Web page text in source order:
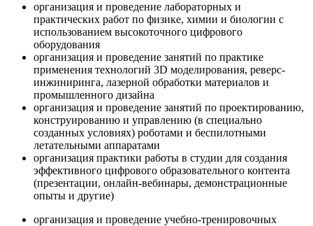
организация и проведение лабораторных и
практических работ по физике, химии и биологии с
использованием высокоточного цифрового
оборудования
организация и проведение занятий по практике
применения технологий 3D моделирования, реверс-
инжиниринга, лазерной обработки материалов и
промышленного дизайна
организация и проведение занятий по проектированию,
конструированию и управлению (в специально
созданных условиях) роботами и беспилотными
летательными аппаратами
организация практики работы в студии для создания
эффективного цифрового образовательного контента
(презентации, онлайн-вебинары, демонстрационные
опыты и другие)
организация и проведение учебно-тренировочных